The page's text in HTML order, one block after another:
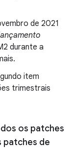
de 2021
durante a
item
trimestrais
os patches
patches de